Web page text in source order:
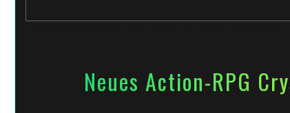
Neues Action-RPG